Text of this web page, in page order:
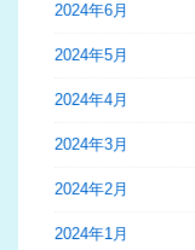
2024年6月
2024年5月
2024年4月
2024年3月
2024年2月
2024年1月